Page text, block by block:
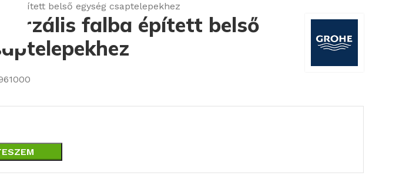
épített belső egység csaptelepekhez
falba épített belső